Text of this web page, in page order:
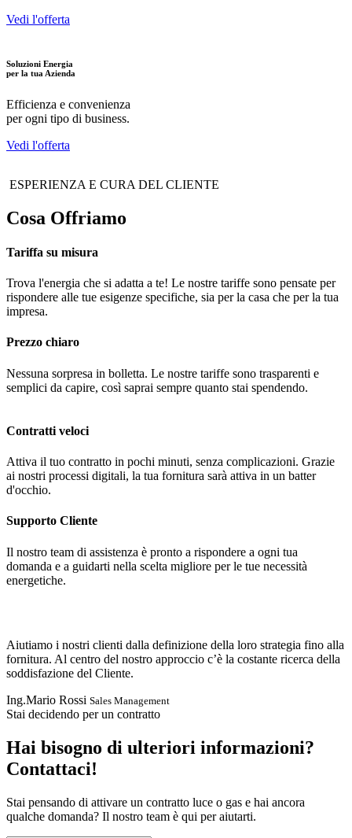
Vedi l'offerta
Soluzioni Energia
per la tua Azienda
Efficienza e convenienza
per ogni tipo di business.
Vedi l'offerta
ESPERIENZA E CURA DEL CLIENTE
Cosa Offriamo
Tariffa su misura
Trova l'energia che si adatta a te! Le nostre tariffe sono pensate per
rispondere alle tue esigenze specifiche, sia per la casa che per la tua
impresa.
Prezzo chiaro
Nessuna sorpresa in bolletta. Le nostre tariffe sono trasparenti e
semplici da capire, così saprai sempre quanto stai spendendo.
Contratti veloci
Attiva il tuo contratto in pochi minuti, senza complicazioni. Grazie
ai nostri processi digitali, la tua fornitura sarà attiva in un batter
d'occhio.
Supporto Cliente
Il nostro team di assistenza è pronto a rispondere a ogni tua
domanda e a guidarti nella scelta migliore per le tue necessità
energetiche.
Aiutiamo i nostri clienti dalla definizione della loro strategia fino alla
fornitura. Al centro del nostro approccio c’è la costante ricerca della
soddisfazione del Cliente.
Ing.Mario Rossi Sales Management
Stai decidendo per un contratto
Hai bisogno di ulteriori informazioni?
Contattaci!
Stai pensando di attivare un contratto luce o gas e hai ancora
qualche domanda? Il nostro team è qui per aiutarti.